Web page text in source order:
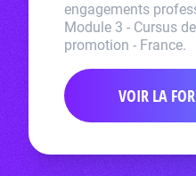
engagements
Module 3 - Cursus
promotion - France.
VOIR LA